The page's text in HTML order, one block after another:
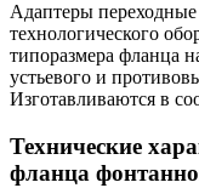
Адаптеры
технологического
типоразмера фланца
устьевого и
Изготавливаются в
Технические
фланца